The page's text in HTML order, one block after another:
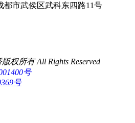
都市武侯区武科东四路11号
权所有 All Rights Reserved
号
号